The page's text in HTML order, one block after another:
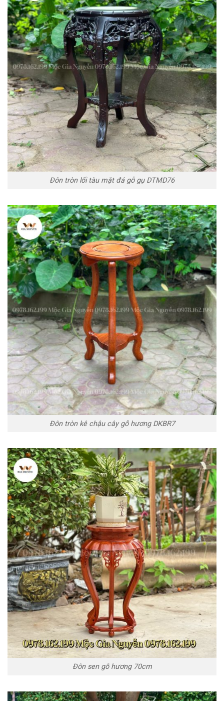
Đôn tròn lối tàu mặt đá gỗ gụ DTMD76
Đôn tròn kê chậu cây gỗ hương DKBR7
Đôn sen gỗ hương 70cm